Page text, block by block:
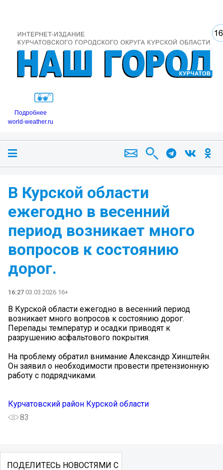
Подробнее
world-weather.ru
В Курской области
ежегодно в весенний
период возникает много
вопросов к состоянию
дорог.
16:27 03.03.2026 16+
В Курской области ежегодно в весенний период
возникает много вопросов к состоянию дорог.
Перепады температур и осадки приводят к
разрушению асфальтового покрытия.
На проблему обратил внимание Александр Хинштейн.
Он заявил о необходимости провести претензионную
работу с подрядчиками.
Курчатовский район Курской области
83
ПОДЕЛИТЕСЬ НОВОСТЯМИ С